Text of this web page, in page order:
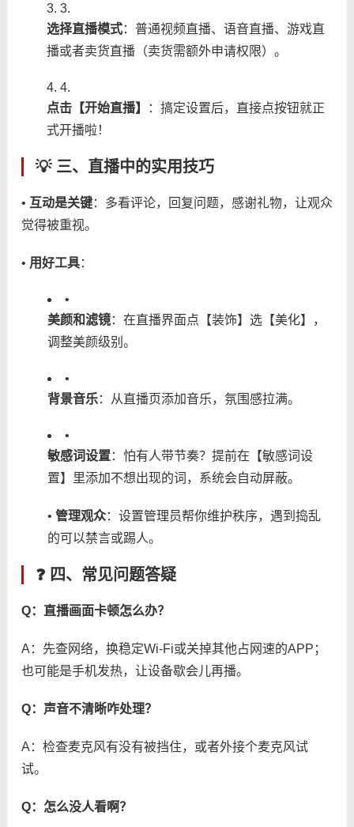
3.
​选择直播模式​​：普通视频直播、语音直播、游戏直
播或者卖货直播（卖货需额外申请权限）。
4.
​点击【开始直播】​
​：搞定设置后，直接点按钮就正
式开播啦！
💡 ​ ​三、直播中的实用技巧​
• ​ ​互动是关键​​：多看评论，回复问题，感谢礼物，让观众
觉得被重视。
• ​ ​用好工具​​：
•
​美颜和滤镜​​：在直播界面点【装饰】选【美化】，
调整美颜级别。
•
​背景音乐​​：从直播页添加音乐，氛围感拉满。
•
​敏感词设置​​：怕有人带节奏？提前在【敏感词设
置】里添加不想出现的词，系统会自动屏蔽。
• ​ ​管理观众​​：设置管理员帮你维护秩序，遇到捣乱
的可以禁言或踢人。
❓ ​ ​四、常见问题答疑​
​Q：直播画面卡顿怎么办？​
A：先查网络，换稳定Wi-Fi或关掉其他占网速的APP；
也可能是手机发热，让设备歇会儿再播。
​Q：声音不清晰咋处理？​
A：检查麦克风有没有被挡住，或者外接个麦克风试
试。
​Q：怎么没人看啊？​